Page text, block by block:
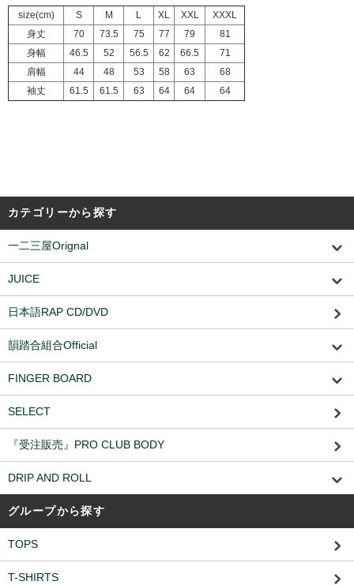
size(cm) S M L XL XXL
XXXL
身丈
70 73.5 75 77 79
81
身幅
46.5 52 56.5 62 66.5
71
肩幅
44 48 53 58 63
68
袖丈
61.5 61.5 63 64 64 64
カテゴリーから探す
一二三屋Orignal
JUICE
日本語RAP CD/DVD
韻踏合組合Official
FINGER BOARD
SELECT
『受注販売』PRO CLUB BODY
DRIP AND ROLL
グループから探す
TOPS
T-SHIRTS